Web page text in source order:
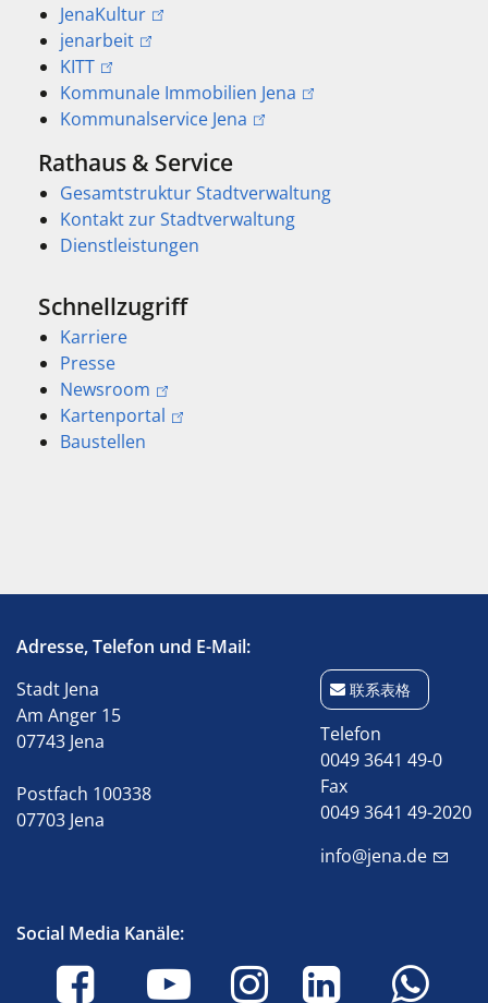
JenaKultur
jenarbeit
KITT
Kommunale Immobilien Jena
Kommunalservice Jena
Rathaus & Service
Gesamtstruktur Stadtverwaltung
Kontakt zur Stadtverwaltung
Dienstleistungen
Schnellzugriff
Karriere
Presse
Newsroom
Kartenportal
Baustellen
Adresse, Telefon und E-Mail:
Stadt Jena
Am Anger 15
07743 Jena
Postfach 100338
07703 Jena
联系表格
Telefon
0049 3641 49-0
Fax
0049 3641 49-2020
info@jena.de
Social Media Kanäle: